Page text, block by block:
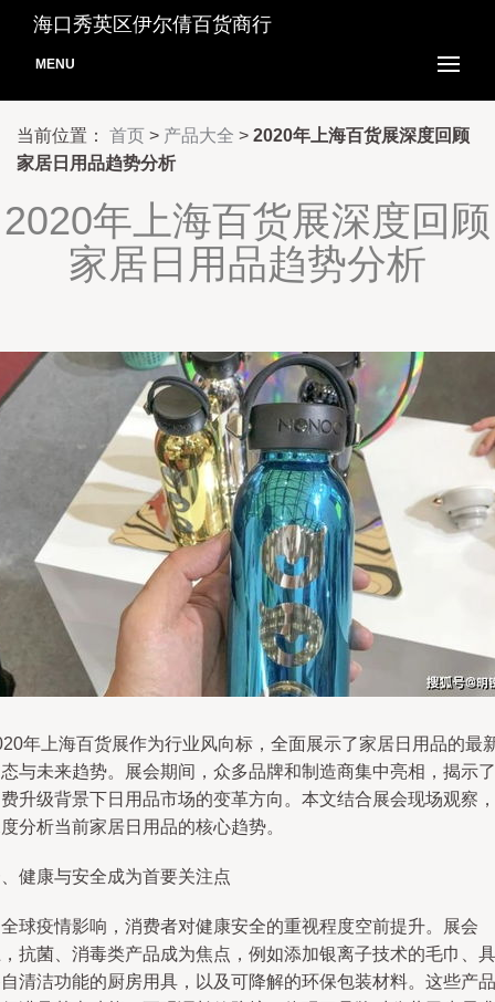
海口秀英区伊尔倩百货商行
MENU
当前位置： 首页 > 产品大全 > 2020年上海百货展深度回顾
家居日用品趋势分析
2020年上海百货展深度回顾
家居日用品趋势分析
年上海百货展作为行业风向标，全面展示了家居日用品的最
与未来趋势。展会期间，众多品牌和制造商集中亮相，揭示了
升级背景下日用品市场的变革方向。本文结合展会现场观察，
分析当前家居日用品的核心趋势。
健康与安全成为首要关注点
球疫情影响，消费者对健康安全的重视程度空前提升。展会
抗菌、消毒类产品成为焦点，例如添加银离子技术的毛巾、具
清洁功能的厨房用具，以及可降解的环保包装材料。这些产品